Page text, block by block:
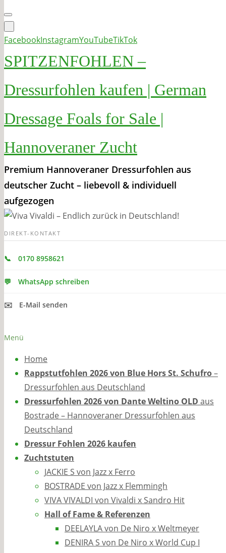
FacebookInstagramYouTubeTikTok
SPITZENFOHLEN –
Dressurfohlen kaufen | German
Dressage Foals for Sale |
Hannoveraner Zucht
Premium Hannoveraner Dressurfohlen aus
deutscher Zucht – liebevoll & individuell
aufgezogen
DIREKT-KONTAKT
📞 0170 8958621
💬 WhatsApp schreiben
✉️ E-Mail senden
Menü
Home
Rappstutfohlen 2026 von Blue Hors St. Schufro–
Dressurfohlen aus Deutschland
Dressurfohlen 2026 von Dante Weltino OLD aus
Bostrade – Hannoveraner Dressurfohlen aus
Deutschland
Dressur Fohlen 2026 kaufen
Zuchtstuten
JACKIE S von Jazz x Ferro
BOSTRADE von Jazz x Flemmingh
VIVA VIVALDI von Vivaldi x Sandro Hit
Hall of Fame & Referenzen
DEELAYLA von De Niro x Weltmeyer
DENIRA S von De Niro x World Cup I